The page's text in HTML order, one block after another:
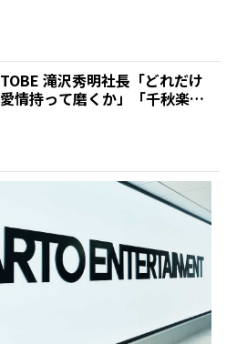
TOBE 滝沢秀明社長「どれだけ
愛情持って磨くか」「千秋楽で